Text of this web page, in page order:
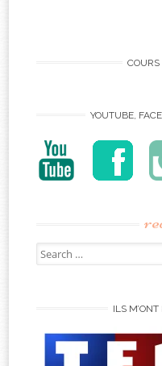
COURS
YOUTUBE,
Search
for:
ILS M’ONT